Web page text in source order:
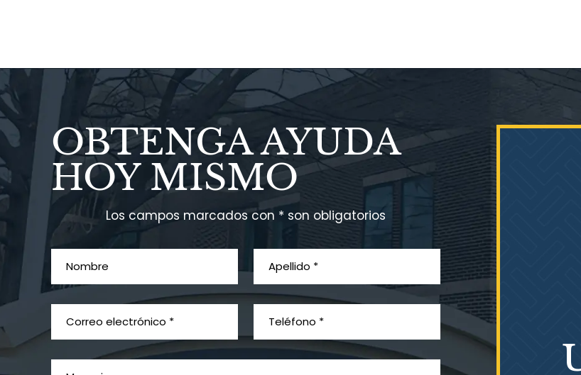
OBTENGA AYUDA
HOY MISMO
Los campos marcados con * son obligatorios